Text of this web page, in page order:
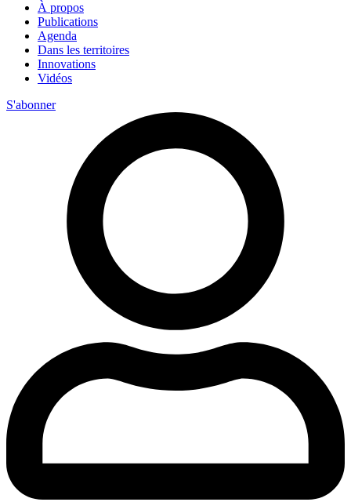
À propos
Publications
Agenda
Dans les territoires
Innovations
Vidéos
S'abonner